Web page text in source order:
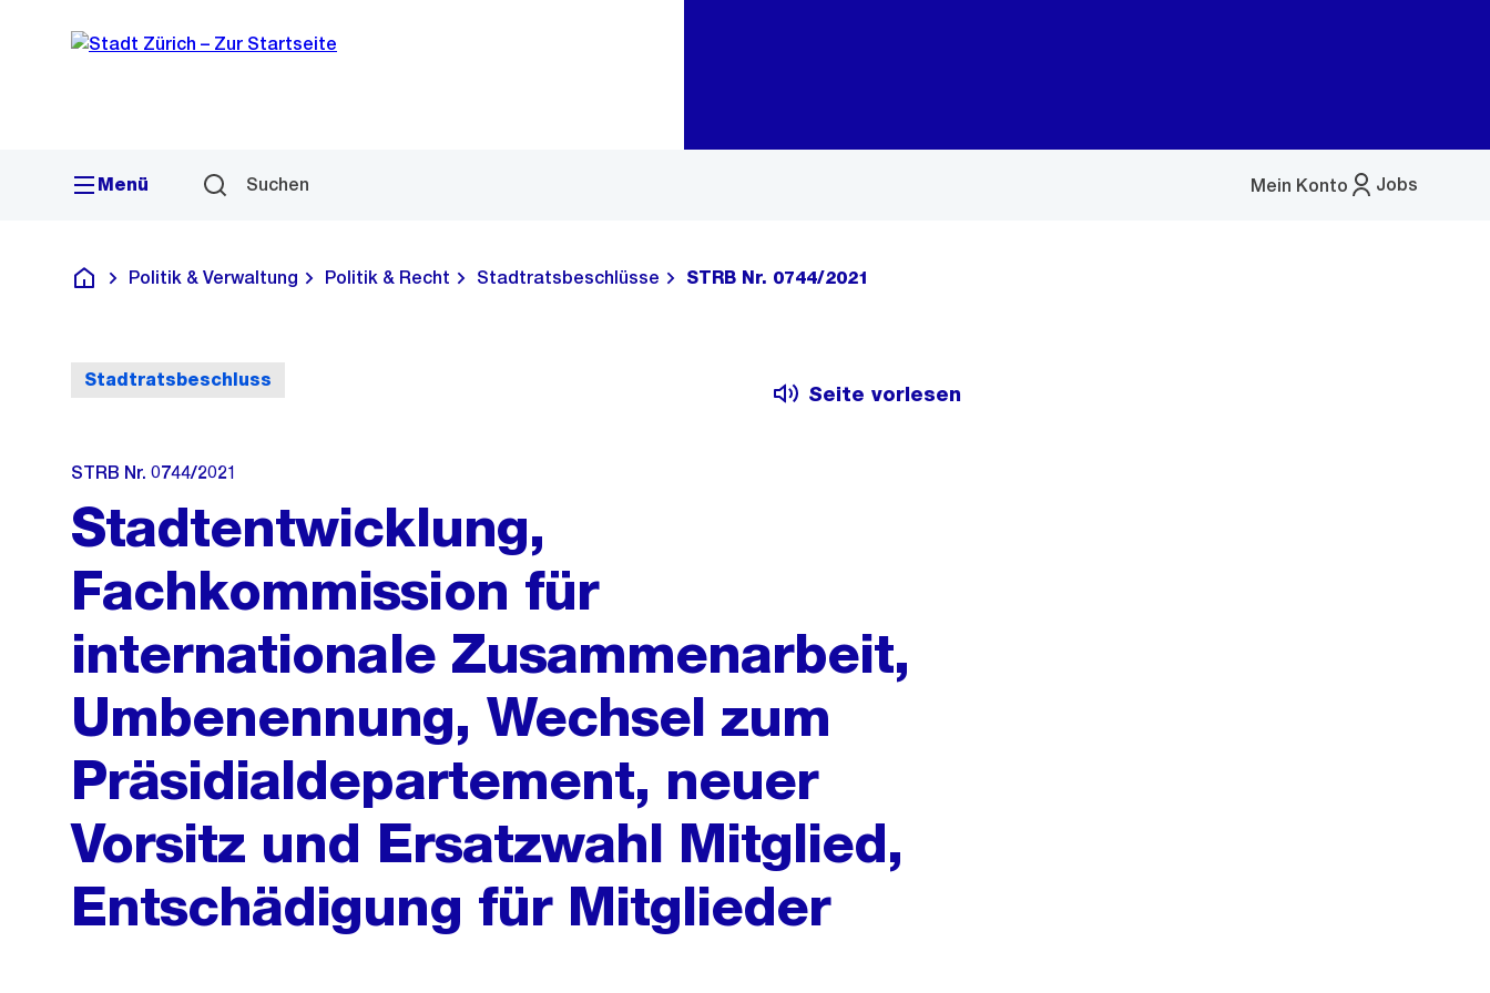
Navigation
Sprunglink
Menü Suchen Jobs
Mein Konto
Menü
Deutsch
Politik & Verwaltung Politik & Recht Stadtratsbeschlüsse STRB Nr. 0744/2021
Stadtratsbeschluss
Seite vorlesen
STRB Nr. 0744/2021
Stadtentwicklung,
Fachkommission für
internationale Zusammenarbeit,
Umbenennung, Wechsel zum
Präsidialdepartement, neuer
Vorsitz und Ersatzwahl Mitglied,
Entschädigung für Mitglieder